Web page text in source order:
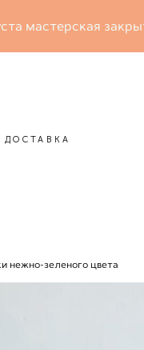
мастерская
ДОСТАВКА
нежно-зеленого цвета